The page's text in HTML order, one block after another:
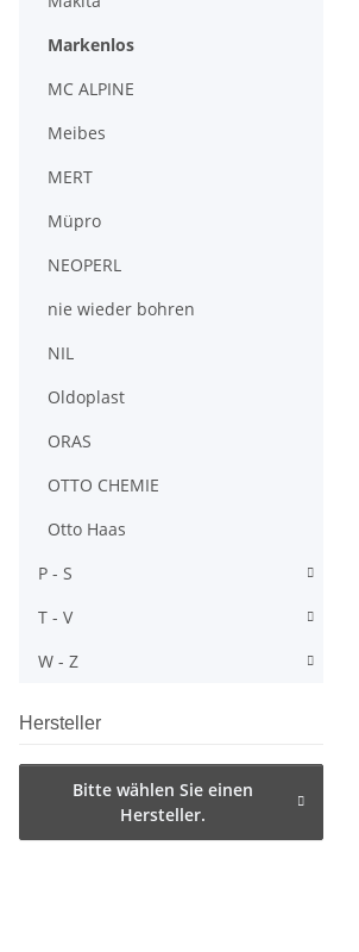
Markenlos
MC ALPINE
Meibes
MERT
Müpro
NEOPERL
nie wieder bohren
NIL
Oldoplast
ORAS
OTTO CHEMIE
Otto Haas
P - S
T - V
W - Z
Hersteller
Bitte wählen Sie einen
Hersteller.